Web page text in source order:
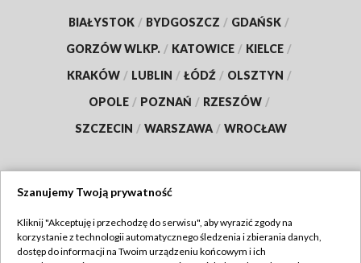
BIAŁYSTOK / BYDGOSZCZ / GDAŃSK /
GORZÓW WLKP. / KATOWICE / KIELCE /
KRAKÓW / LUBLIN / ŁÓDŹ / OLSZTYN /
OPOLE / POZNAŃ / RZESZÓW /
SZCZECIN / WARSZAWA / WROCŁAW
TVP
Szanujemy Twoją prywatność
Kliknij "Akceptuję i przechodzę do serwisu", aby wyrazić zgody na
korzystanie z technologii automatycznego śledzenia i zbierania danych,
dostęp do informacji na Twoim urządzeniu końcowym i ich